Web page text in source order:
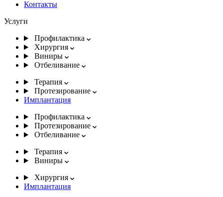
Контакты
Услуги
Профилактика
Хирургия
Виниры
Отбеливание
Терапия
Протезирование
Имплантация
Профилактика
Протезирование
Отбеливание
Терапия
Виниры
Хирургия
Имплантация